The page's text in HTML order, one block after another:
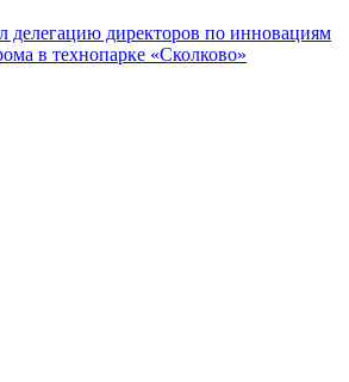
делегацию директоров по инновациям
в технопарке «Сколково»